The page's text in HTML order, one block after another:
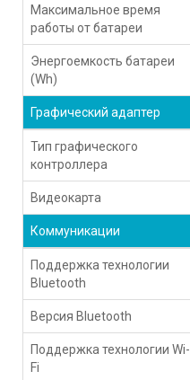
Максимальное время
работы от батареи
Энергоемкость батареи
(Wh)
Графический адаптер
Тип графического
контроллера
Видеокарта
Коммуникации
Поддержка технологии
Bluetooth
Версия Bluetooth
Поддержка технологии Wi-
Fi